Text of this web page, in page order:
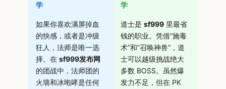
学
如果你喜欢满屏掉血
的快感，或者是冲级
狂人，法师是唯一选
择。在 sf999发布网
的团战中，法师团的
火墙和冰咆哮是任何
学
道士是 sf999 里最省
钱的职业。凭借“施毒
术”和“召唤神兽”，道
士可以越级挑战绝大
多数 BOSS。虽然爆
发力不足，但在 PK